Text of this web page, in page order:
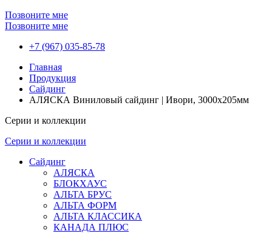
Позвоните мне
Позвоните мне
+7 (967) 035-85-78
Главная
Продукция
Сайдинг
АЛЯСКА Виниловый сайдинг | Ивори, 3000х205мм
Серии и коллекции
Серии и коллекции
Сайдинг
АЛЯСКА
БЛОКХАУС
АЛЬТА БРУС
АЛЬТА ФОРМ
АЛЬТА КЛАССИКА
КАНАДА ПЛЮС